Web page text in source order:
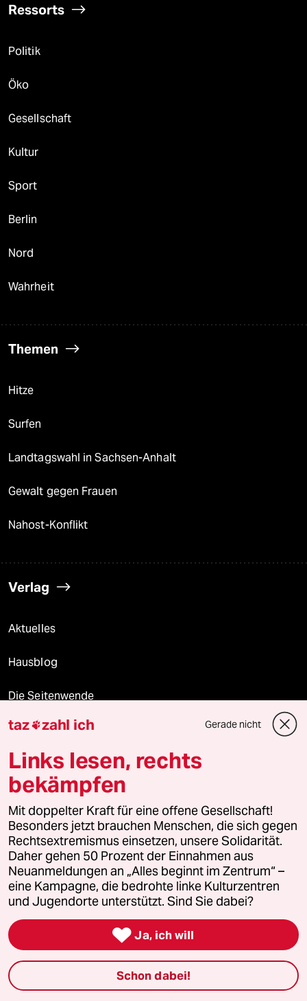
Ressorts
Politik
Öko
Gesellschaft
Kultur
Sport
Berlin
Nord
Wahrheit
Themen
Hitze
Surfen
Landtagswahl in Sachsen-Anhalt
Gewalt gegen Frauen
Nahost-Konflikt
Verlag
Aktuelles
Hausblog
Die Seitenwende
Stellen
Presse
Unterstützen
abo
genossenschaft
taz zahl ich
recherchefonds ausland
taz zahl ich Gerade nicht
Links lesen, rechts
bekämpfen
Mit doppelter Kraft für eine offene Gesellschaft!
Besonders jetzt brauchen Menschen, die sich gegen
Rechtsextremismus einsetzen, unsere Solidarität.
Daher gehen 50 Prozent der Einnahmen aus
Neuanmeldungen an „Alles beginnt im Zentrum“ –
eine Kampagne, die bedrohte linke Kulturzentren
und Jugendorte unterstützt. Sind Sie dabei?
 Ja, ich will
Schon dabei!